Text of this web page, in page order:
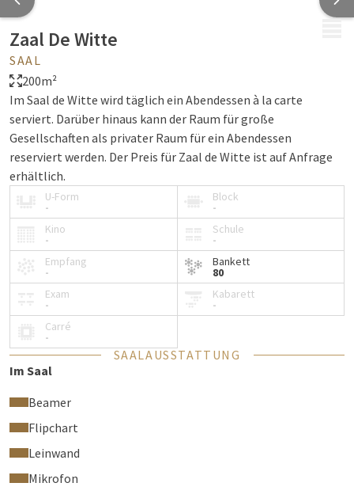
Zaal De Witte
SAAL
200m²
Im Saal de Witte wird täglich ein Abendessen à la carte
serviert. Darüber hinaus kann der Raum für große
Gesellschaften als privater Raum für ein Abendessen
reserviert werden. Der Preis für Zaal de Witte ist auf Anfrage
erhältlich.
U-Form
-
Block
-
Kino
-
Schule
-
Empfang
-
Bankett
80
Exam
-
Kabarett
-
Carré
-
SAALAUSSTATTUNG
Im Saal
Beamer
Flipchart
Leinwand
Mikrofon